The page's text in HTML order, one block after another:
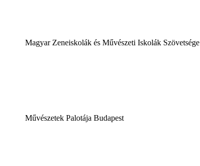
Magyar Zeneiskolák és Művészeti Iskolák Szövetsége
Művészetek Palotája Budapest